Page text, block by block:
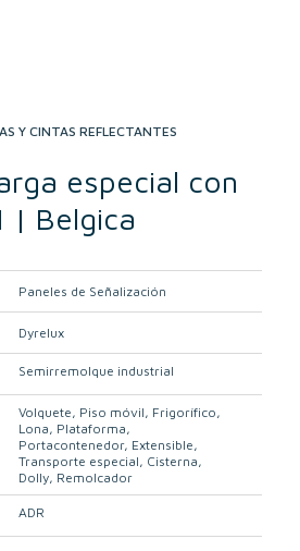
Y CINTAS REFLECTANTES
especial con
| Belgica
Paneles de Señalización
Dyrelux
Semirremolque industrial
Volquete Piso móvil Frigorífico
Lona Plataforma
Portacontenedor Extensible
Transporte especial Cisterna
Dolly Remolcador
ADR